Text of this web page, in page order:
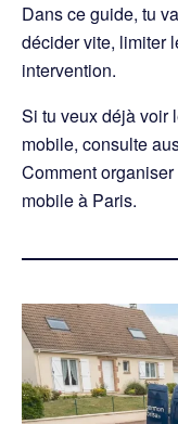
Dans ce guide, tu
décider vite, limiter
intervention.
Si tu veux déjà voir
mobile, consulte
Comment
mobile à Paris.